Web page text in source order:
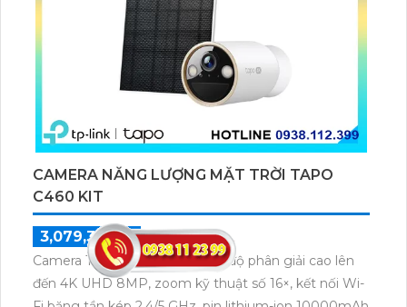
CAMERA NĂNG LƯỢNG MẶT TRỜI TAPO
C460 KIT
3,079,300 ₫
4,399,000 ₫
Camera Tapo C460 KIT sở hữu độ phân giải cao lên
đến 4K UHD 8MP, zoom kỹ thuật số 16×, kết nối Wi-